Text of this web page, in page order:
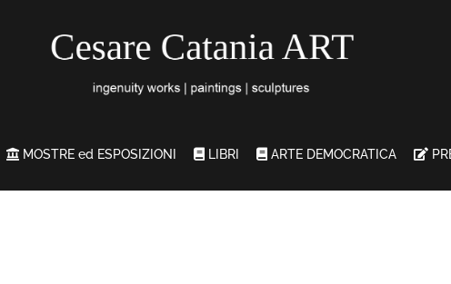
MOSTRE ed ESPOSIZIONI LIBRI ARTE DEMOCRATICA